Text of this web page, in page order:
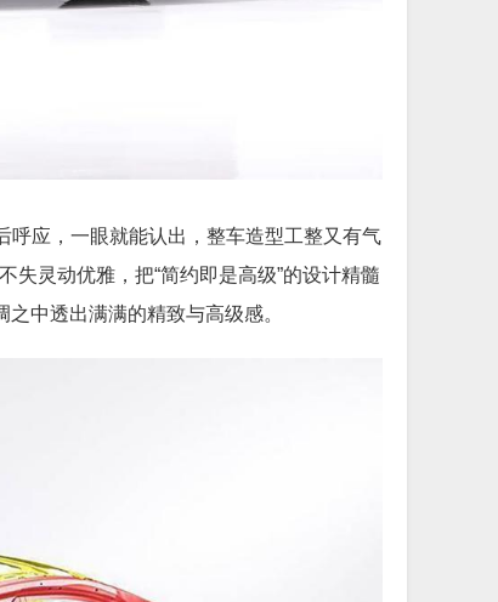
呼应，一眼就能认出，整车造型工整又有气
灵动优雅，把“简约即是高级”的设计精髓
中透出满满的精致与高级感。